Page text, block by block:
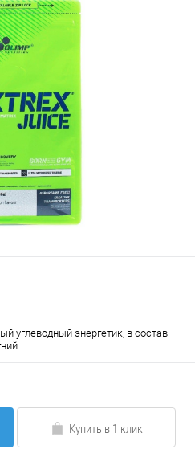
углеводный энергетик, в состав
Купить в 1 клик